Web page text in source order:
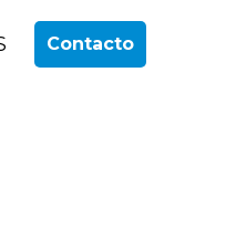
Contacto